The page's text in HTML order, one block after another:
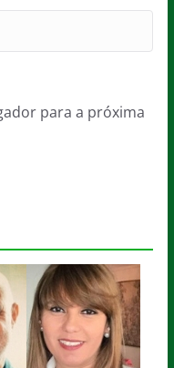
para a próxima